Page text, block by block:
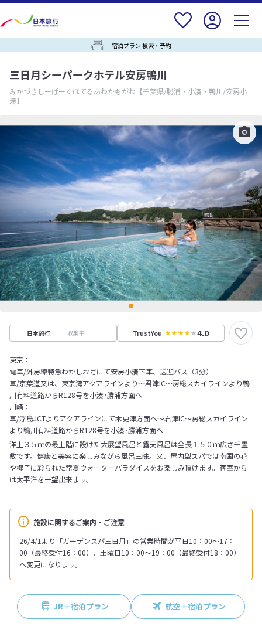
宿泊プラン 検索・予約
三日月シーパークホテル安房鴨川
みかづきしーぱーくほてるあわかもがわ 【千葉県/勝浦・小湊・鴨川/安房小
湊】
日本旅行 収集中 TrustYou 4.0
東京：
電車/外房線特急わかしお号にて安房小湊下車、送迎バス（3分）
車/京葉道又は、東京湾アクアラインより～君津IC～房総スカイラインより鴨
川有料道路からR128号を小湊･勝浦方面へ
川崎：
車/浮島JCTよりアクアラインにて木更津方面へ～君津IC～房総スカイライン
より鴨川有料道路からR128号を小湊･勝浦方面へ
施設に関するご案内・ご注意
26/4/1より「ガーデンスパ三日月」の営業時間が平日10：00～17：
00（最終受付16：00）、土曜日10：00～19：00（最終受付18：00）
へ変更になります。
洋上３５ｍの最上階に設けた大展望風呂と露天風呂は全長１５０ｍ広さ千畳
敷です。健康と美容に楽しみながら風呂三昧。又、屋内型スパでは南国の花
や椰子に彩られた常夏ウォーターパラダイスをお楽しみ頂けます。客室から
は太平洋を一望出来ます。
JR＋宿泊プラン 航空＋宿泊プラン